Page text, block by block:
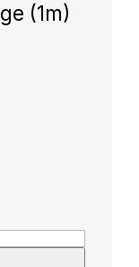
(1m)